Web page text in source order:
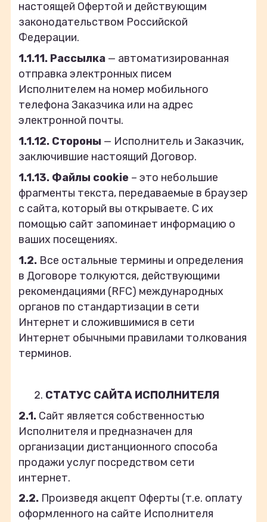
настоящей Офертой и действующим
законодательством Российской
Федерации.
1.1.11. Рассылка — автоматизированная
отправка электронных писем
Исполнителем на номер мобильного
телефона Заказчика или на адрес
электронной почты.
1.1.12. Стороны — Исполнитель и Заказчик,
заключившие настоящий Договор.
1.1.13. Файлы cookie – это небольшие
фрагменты текста, передаваемые в браузер
с сайта, который вы открываете. С их
помощью сайт запоминает информацию о
ваших посещениях.
1.2. Все остальные термины и определения
в Договоре толкуются, действующими
рекомендациями (RFC) международных
органов по стандартизации в сети
Интернет и сложившимися в сети
Интернет обычными правилами толкования
терминов.
СТАТУС САЙТА ИСПОЛНИТЕЛЯ
2.1. Сайт является собственностью
Исполнителя и предназначен для
организации дистанционного способа
продажи услуг посредством сети
интернет.
2.2. Произведя акцепт Оферты (т.е. оплату
оформленного на сайте Исполнителя